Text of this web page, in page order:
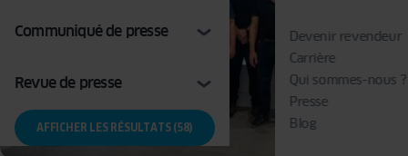
Devenir revendeur
Carrière
Qui sommes-nous ?
Presse
Blog
Communiqué de presse
Revue de presse
AFFICHER LES RÉSULTATS (58)